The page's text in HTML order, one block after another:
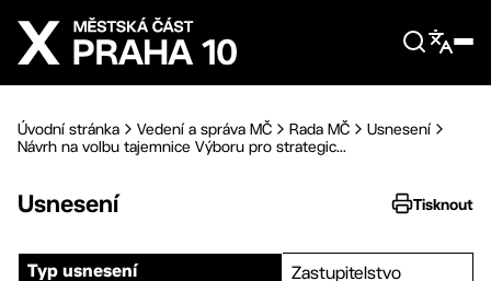
Přejít na hlavní obsah
Úvodní stránka Vedení a správa MČ Rada MČ
Usnesení
Návrh na volbu tajemnice Výboru pro strategic...
Usnesení Tisknout
Typ usnesení Zastupitelstvo